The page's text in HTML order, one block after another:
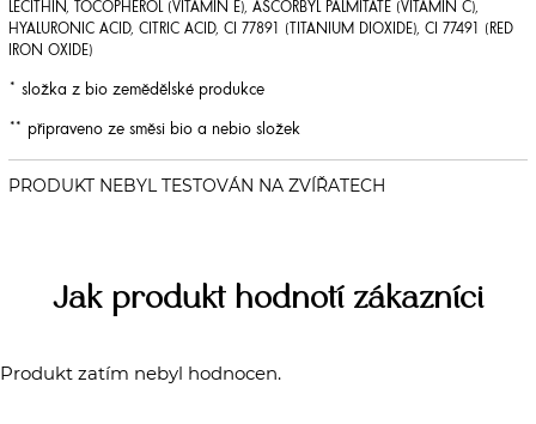
LECITHIN, TOCOPHEROL (VITAMIN E), ASCORBYL PALMITATE (VITAMIN C),
HYALURONIC ACID, CITRIC ACID, CI 77891 (TITANIUM DIOXIDE), CI 77491 (RED
IRON OXIDE)
* složka z bio zemědělské produkce
** připraveno ze směsi bio a nebio složek
Jak produkt hodnotí zákazníci
Produkt zatím nebyl hodnocen.